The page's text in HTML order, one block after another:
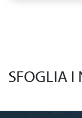
SFOGLIA I